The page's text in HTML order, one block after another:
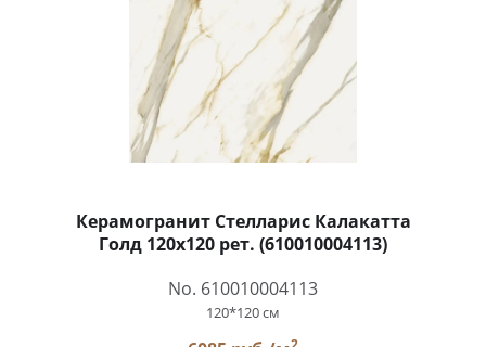
Керамогранит Стелларис Калакатта
Голд 120x120 рет. (610010004113)
No. 610010004113
120*120 см